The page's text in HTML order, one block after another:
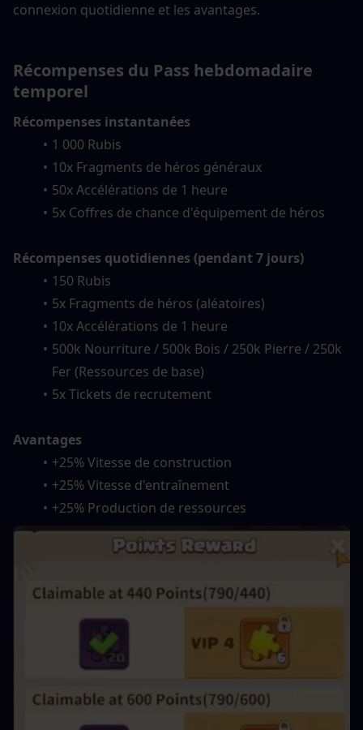
connexion quotidienne et les avantages.
Récompenses du Pass hebdomadaire
temporel
Récompenses instantanées
1 000 Rubis
10x Fragments de héros généraux
50x Accélérations de 1 heure
5x Coffres de chance d'équipement de héros
Récompenses quotidiennes (pendant 7 jours)
150 Rubis
5x Fragments de héros (aléatoires)
10x Accélérations de 1 heure
500k Nourriture / 500k Bois / 250k Pierre / 250k
Fer (Ressources de base)
5x Tickets de recrutement
Avantages
+25% Vitesse de construction
+25% Vitesse d'entraînement
+25% Production de ressources